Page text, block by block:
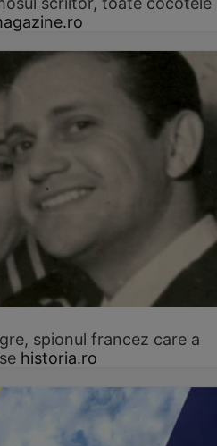
spionul francez care a
historia.ro